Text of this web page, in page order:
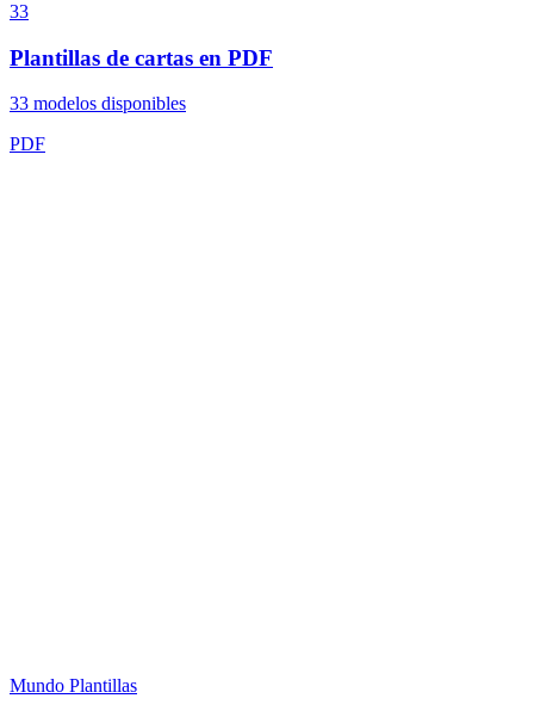
33
Plantillas de cartas en PDF
33 modelos disponibles
PDF
Mundo Plantillas